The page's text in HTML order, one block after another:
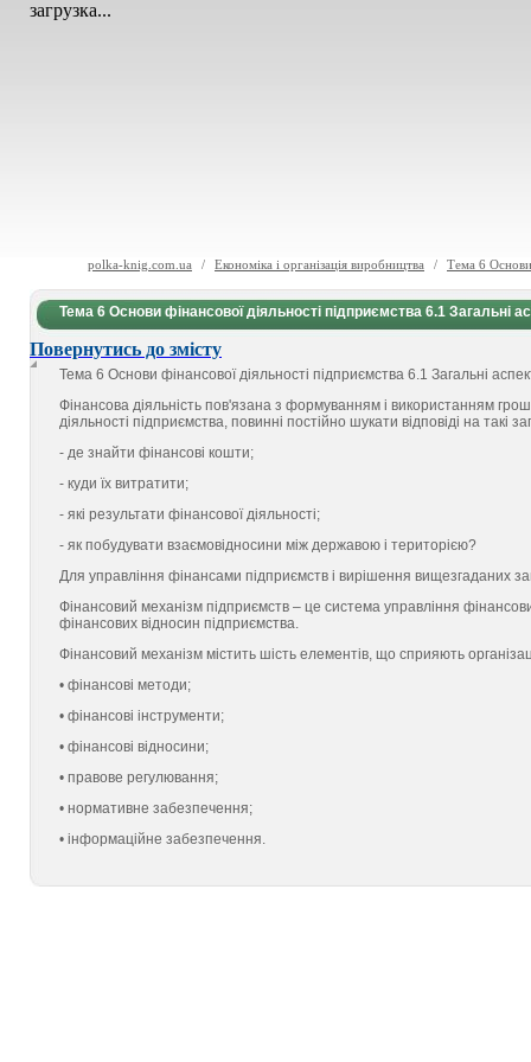
загрузка...
polka-knig.com.ua / Економіка і організація виробництва / Тема 6 Основи
Тема 6 Основи фінансової діяльності підприємства 6.1 Загальні
Повернутись до змісту
Тема 6 Основи фінансової діяльності підприємства 6.1 Загальні
Фінансова діяльність пов'язана з формуванням і використанням
діяльності підприємства, повинні постійно шукати відповіді на такі
- де знайти фінансові кошти;
- куди їх витратити;
- які результати фінансової діяльності;
- як побудувати взаємовідносини між державою і територією?
Для управління фінансами підприємств і вирішення вищезгаданих
Фінансовий механізм підприємств – це система управління
фінансових відносин підприємства.
Фінансовий механізм містить шість елементів, що сприяють
• фінансові методи;
• фінансові інструменти;
• фінансові відносини;
• правове регулювання;
• нормативне забезпечення;
• інформаційне забезпечення.